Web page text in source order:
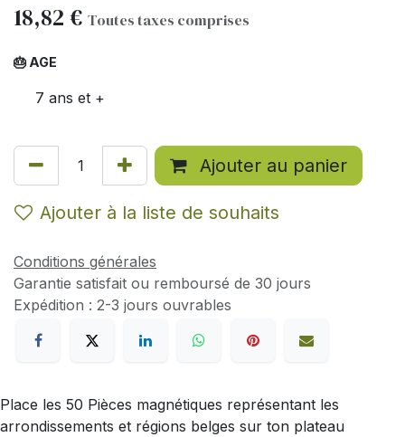
18,82 € Toutes taxes comprises
🎂 AGE
7 ans et +
Ajouter au panier
Ajouter à la liste de souhaits
Conditions générales
Garantie satisfait ou remboursé de 30 jours
Expédition : 2-3 jours ouvrables
Place les 50 Pièces magnétiques représentant les
arrondissements et régions belges sur ton plateau